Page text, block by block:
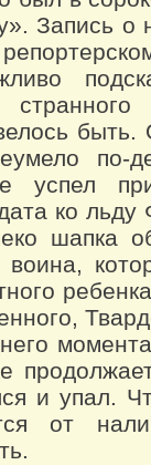
Запись о
быть.
по-
успел
ко льду
шапка
воина,
и упал.
от